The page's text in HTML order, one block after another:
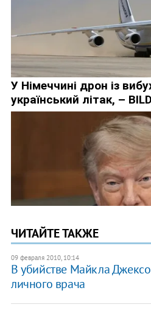
ЧИТАЙТЕ ТАКЖЕ
09 февраля 2010, 10:14
В убийстве Майкла
личного врача